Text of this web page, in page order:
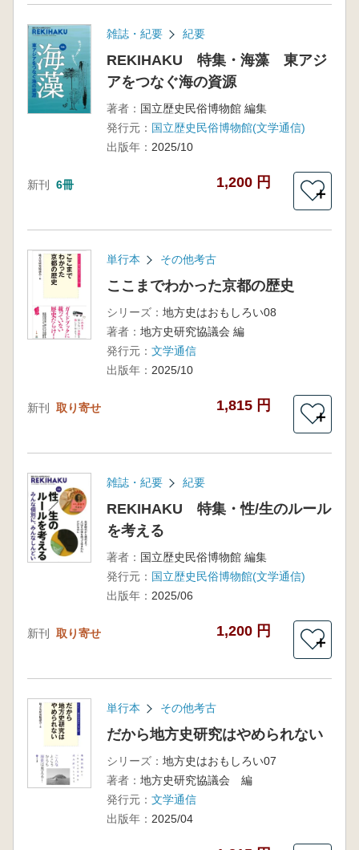
雑誌・紀要 紀要
REKIHAKU 特集・海藻 東アジ
アをつなぐ海の資源
著者： 国立歴史民俗博物館 編集
発行元： 国立歴史民俗博物館(文学通信)
出版年： 2025/10
新刊 6冊 1,200 円
＋
単行本 その他考古
ここまでわかった京都の歴史
シリーズ： 地方史はおもしろい08
著者： 地方史研究協議会 編
発行元： 文学通信
出版年： 2025/10
新刊 取り寄せ 1,815 円
＋
雑誌・紀要 紀要
REKIHAKU 特集・性/生のルール
を考える
著者： 国立歴史民俗博物館 編集
発行元： 国立歴史民俗博物館(文学通信)
出版年： 2025/06
新刊 取り寄せ 1,200 円
＋
単行本 その他考古
だから地方史研究はやめられない
シリーズ： 地方史はおもしろい07
著者： 地方史研究協議会 編
発行元： 文学通信
出版年： 2025/04